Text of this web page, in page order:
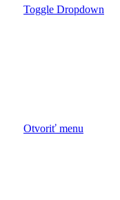
Toggle Dropdown
Otvoriť menu